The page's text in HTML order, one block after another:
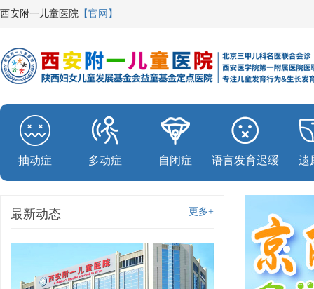
西安附一儿童医院 【官网】
抽动症 多动症 自闭症 语言发育迟缓 遗
更多+
最新动态